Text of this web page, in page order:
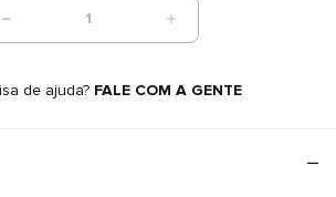
1
de ajuda? FALE COM A GENTE